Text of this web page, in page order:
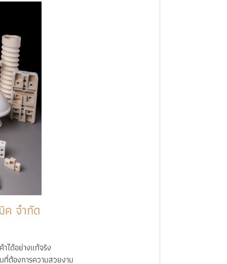
ค จำกัด
ได้อย่างแท้จริง
ที่ต้องการความสวยงาม